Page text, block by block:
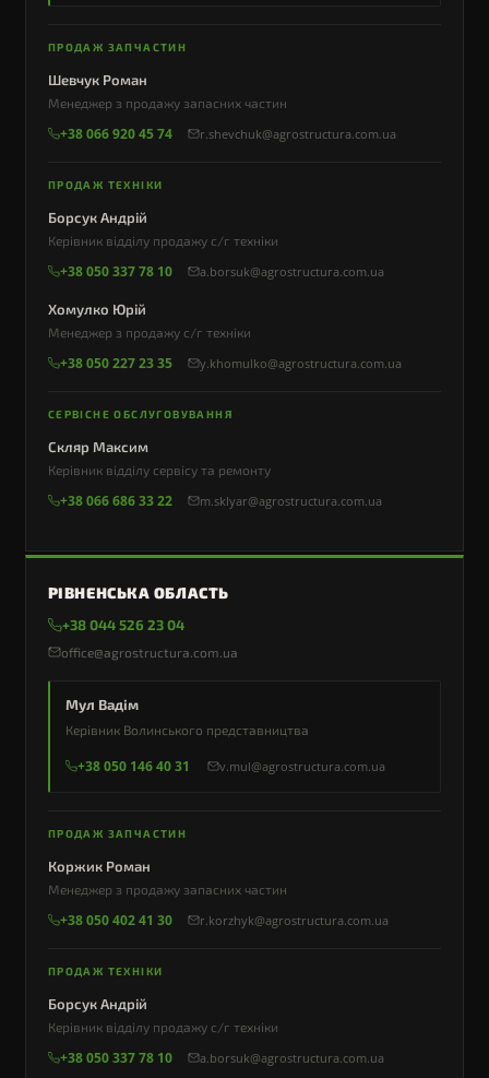
ПРОДАЖ ЗАПЧАСТИН
Шевчук Роман
Менеджер з продажу запасних частин
+38 066 920 45 74 r.shevchuk@agrostructura.com.ua
ПРОДАЖ ТЕХНІКИ
Борсук Андрій
Керівник відділу продажу с/г техніки
+38 050 337 78 10 a.borsuk@agrostructura.com.ua
Хомулко Юрій
Менеджер з продажу с/г техніки
+38 050 227 23 35 y.khomulko@agrostructura.com.ua
СЕРВІСНЕ ОБСЛУГОВУВАННЯ
Скляр Максим
Керівник відділу сервісу та ремонту
+38 066 686 33 22 m.sklyar@agrostructura.com.ua
РІВНЕНСЬКА ОБЛАСТЬ
+38 044 526 23 04
office@agrostructura.com.ua
Мул Вадім
Керівник Волинського представництва
+38 050 146 40 31 v.mul@agrostructura.com.ua
ПРОДАЖ ЗАПЧАСТИН
Коржик Роман
Менеджер з продажу запасних частин
+38 050 402 41 30 r.korzhyk@agrostructura.com.ua
ПРОДАЖ ТЕХНІКИ
Борсук Андрій
Керівник відділу продажу с/г техніки
+38 050 337 78 10 a.borsuk@agrostructura.com.ua